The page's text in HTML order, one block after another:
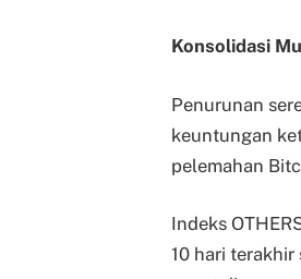
Konsolidasi
Penurunan
keuntungan
pelemahan
Indeks
10 hari